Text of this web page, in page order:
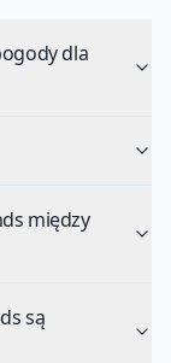
dla
między
są